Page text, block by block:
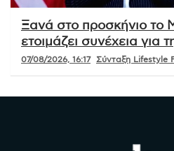
Ξανά στο προσκήνιο το
ετοιμάζει συνέχεια για
07/08/2026, 16:17 Σύνταξη Lifestyle